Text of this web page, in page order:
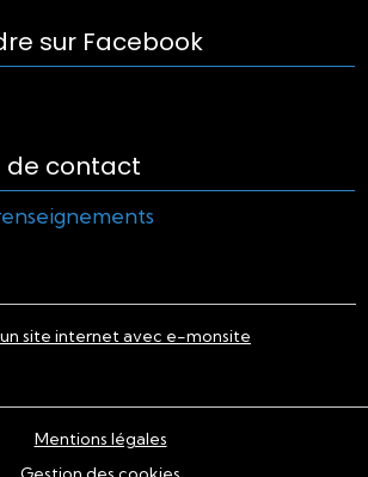
sur Facebook
de contact
site internet avec e-monsite
Mentions légales